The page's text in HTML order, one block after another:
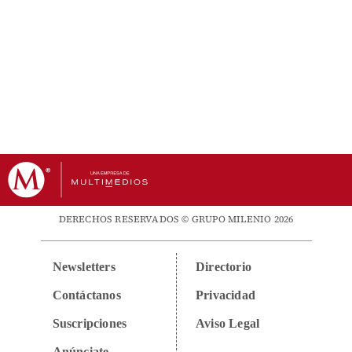
DERECHOS RESERVADOS © GRUPO MILENIO 2026
Newsletters
Contáctanos
Suscripciones
Directorio
Privacidad
Aviso Legal